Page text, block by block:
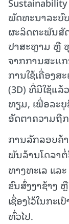
ພັດທະນາລະບົ
ຜະລິດຕະພັນສັ
ປາສະຫຼາມ ຫຼື
ຈາກການສະແ
ການໃຊ້ເຄື່ອງສ
(3D) ທີ່ມີໃຊ້ແ
ທຽມ, ເພື່ອລະບຸ
ອັດຕາຄວາມຖືກ
ການລັກລອບຄ້
ພັນລ້ານໂດລາ
ທາງທະເລ ແລ
ຂົນສົ່ງງາຊ້າງ
ເຊື່ອງໄວ້ໃນກະ
ທົ່ວໄປ.